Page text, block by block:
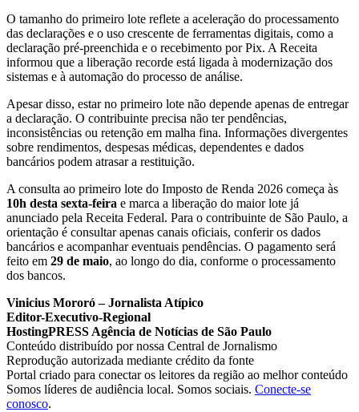
O tamanho do primeiro lote reflete a aceleração do processamento
das declarações e o uso crescente de ferramentas digitais, como a
declaração pré-preenchida e o recebimento por Pix. A Receita
informou que a liberação recorde está ligada à modernização dos
sistemas e à automação do processo de análise.
Apesar disso, estar no primeiro lote não depende apenas de entregar
a declaração. O contribuinte precisa não ter pendências,
inconsistências ou retenção em malha fina. Informações divergentes
sobre rendimentos, despesas médicas, dependentes e dados
bancários podem atrasar a restituição.
A consulta ao primeiro lote do Imposto de Renda 2026 começa às
10h desta sexta-feira e marca a liberação do maior lote já
anunciado pela Receita Federal. Para o contribuinte de São Paulo, a
orientação é consultar apenas canais oficiais, conferir os dados
bancários e acompanhar eventuais pendências. O pagamento será
feito em 29 de maio, ao longo do dia, conforme o processamento
dos bancos.
Vinicius Mororó – Jornalista Atípico
Editor-Executivo-Regional
HostingPRESS Agência de Notícias de São Paulo
Conteúdo distribuído por nossa Central de Jornalismo
Reprodução autorizada mediante crédito da fonte
Portal criado para conectar os leitores da região ao melhor conteúdo
Somos líderes de audiência local. Somos sociais. Conecte-se
conosco.